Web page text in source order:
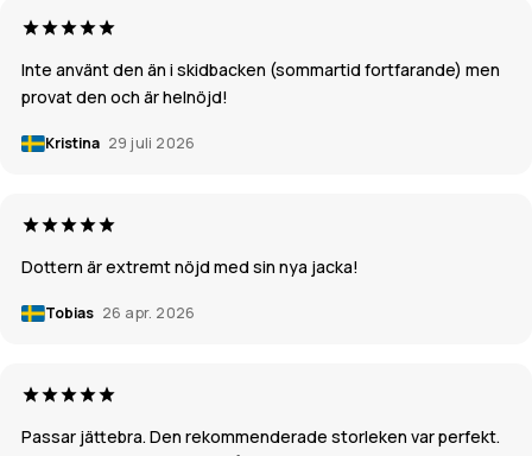
Inte använt den än i skidbacken (sommartid fortfarande) men
provat den och är helnöjd!
Kristina 29 juli 2026
Dottern är extremt nöjd med sin nya jacka!
Tobias 26 apr. 2026
Passar jättebra. Den rekommenderade storleken var perfekt.